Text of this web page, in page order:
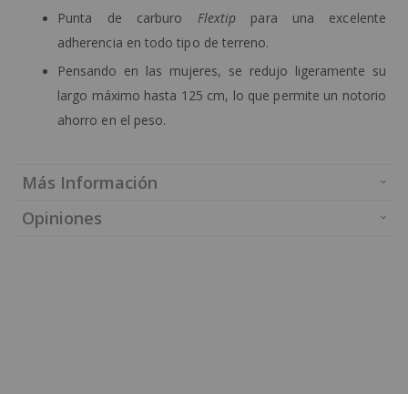
Punta de carburo Flextip para una excelente
adherencia en todo tipo de terreno.
Pensando en las mujeres, se redujo ligeramente su
largo máximo hasta 125 cm, lo que permite un notorio
ahorro en el peso.
Más Información
Opiniones